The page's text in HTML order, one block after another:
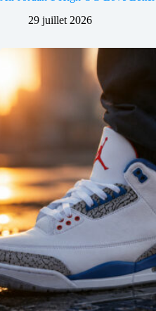
29 juillet 2026